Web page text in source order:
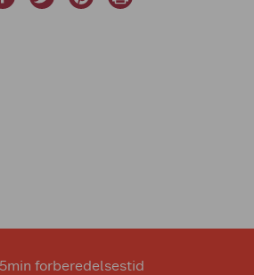
forberedelsestid